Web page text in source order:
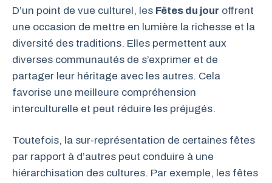
D’un point de vue culturel, les Fêtes du jour offrent
une occasion de mettre en lumière la richesse et la
diversité des traditions. Elles permettent aux
diverses communautés de s’exprimer et de
partager leur héritage avec les autres. Cela
favorise une meilleure compréhension
interculturelle et peut réduire les préjugés.
Toutefois, la sur-représentation de certaines fêtes
par rapport à d’autres peut conduire à une
hiérarchisation des cultures. Par exemple, les fêtes